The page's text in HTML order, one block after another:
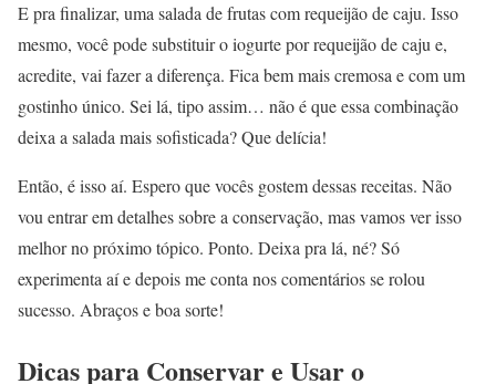
E pra finalizar, uma salada de frutas com requeijão de caju. Isso
mesmo, você pode substituir o iogurte por requeijão de caju e,
acredite, vai fazer a diferença. Fica bem mais cremosa e com um
gostinho único. Sei lá, tipo assim… não é que essa combinação
deixa a salada mais sofisticada? Que delícia!
Então, é isso aí. Espero que vocês gostem dessas receitas. Não
vou entrar em detalhes sobre a conservação, mas vamos ver isso
melhor no próximo tópico. Ponto. Deixa pra lá, né? Só
experimenta aí e depois me conta nos comentários se rolou
sucesso. Abraços e boa sorte!
Dicas para Conservar e Usar o